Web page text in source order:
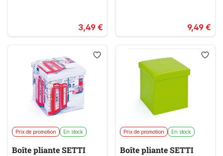
3,49 € 9,49 €
Prix de promotion En stock
Boîte pliante SETTI
Prix de promotion En stock
Boîte pliante SETTI